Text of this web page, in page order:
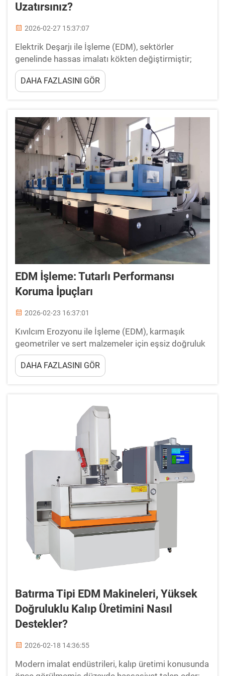
Uzatırsınız?
2026-02-27 15:37:07
Elektrik Deşarjı ile İşleme (EDM), sektörler
genelinde hassas imalatı kökten değiştirmiştir;
EDM tel ise tel kesim işlemlerinin temel taşını
oluşturur. EDM telin ömrü ve performansı, üretim
verimliliğini ve operasyonları doğrudan etkiler...
DAHA FAZLASINI GÖR
EDM İşleme: Tutarlı Performansı
Koruma İpuçları
2026-02-23 16:37:01
Kıvılcım Erozyonu ile İşleme (EDM), karmaşık
geometriler ve sert malzemeler için eşsiz doğruluk
sunarak sektörler genelinde hassas imalatı devrim
niteliğinde değiştirmiştir. EDM işleme, doğru bakım
protokolleri uygulandığında olağanüstü sonuçlar
DAHA FAZLASINI GÖR
Batırma Tipi EDM Makineleri, Yüksek
Doğruluklu Kalıp Üretimini Nasıl
Destekler?
2026-02-18 14:36:55
Modern imalat endüstrileri, kalıp üretimi konusunda